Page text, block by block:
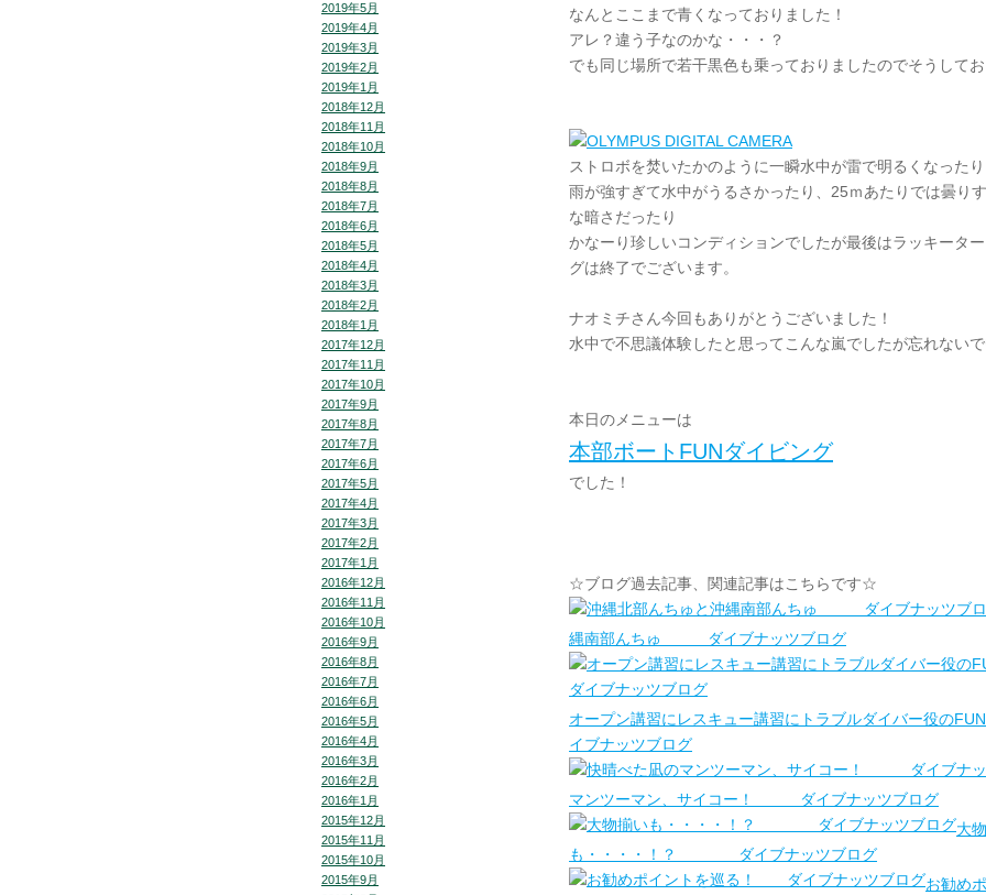
2019年5月
2019年4月
2019年3月
2019年2月
2019年1月
2018年12月
2018年11月
2018年10月
2018年9月
2018年8月
2018年7月
2018年6月
2018年5月
2018年4月
2018年3月
2018年2月
2018年1月
2017年12月
2017年11月
2017年10月
2017年9月
2017年8月
2017年7月
2017年6月
2017年5月
2017年4月
2017年3月
2017年2月
2017年1月
2016年12月
2016年11月
2016年10月
2016年9月
2016年8月
2016年7月
2016年6月
2016年5月
2016年4月
2016年3月
2016年2月
2016年1月
2015年12月
2015年11月
2015年10月
2015年9月
なんとここまで青くなっておりました！
アレ？違う子なのかな・・・？
でも同じ場所で若干黒色も乗っておりましたのでそうしてお
ストロボを焚いたかのように一瞬水中が雷で明るくなったり
雨が強すぎて水中がうるさかったり、25ｍあたりでは曇り
な暗さだったり
かなーり珍しいコンディションでしたが最後はラッキータ
グは終了でございます。
ナオミチさん今回もありがとうございました！
水中で不思議体験したと思ってこんな嵐でしたが忘れない
本日のメニューは
本部ボートFUNダイビング
でした！
☆ブログ過去記事、関連記事はこちらです☆
縄南部んちゅ ダイブナッツブログ
オープン講習にレスキュー講習にトラブルダイバー役の
イブナッツブログ
マンツーマン、サイコー！ ダイブナッツブログ
大
も・・・・！？ ダイブナッツブログ
お勧め